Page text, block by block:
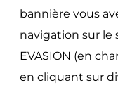
bannière vous
navigation sur le
EVASION (en
en cliquant sur